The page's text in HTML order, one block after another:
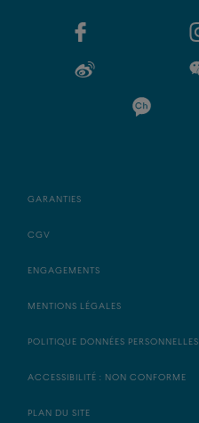
GARANTIES
CGV
ENGAGEMENTS
MENTIONS LÉGALES
POLITIQUE DONNÉES PERSONNELLES
ACCESSIBILITÉ : NON CONFORME
PLAN DU SITE